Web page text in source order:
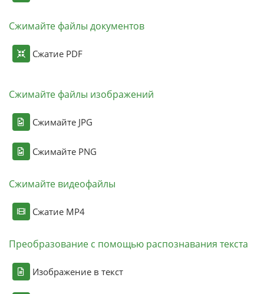
Сжимайте файлы документов
Сжатие PDF
Сжимайте файлы изображений
Сжимайте JPG
Сжимайте PNG
Сжимайте видеофайлы
Сжатие MP4
Преобразование с помощью распознавания текста
Изображение в текст